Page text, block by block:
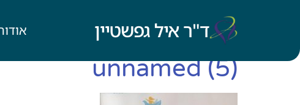
ד"ר איל גפשטיין
unnamed (5)